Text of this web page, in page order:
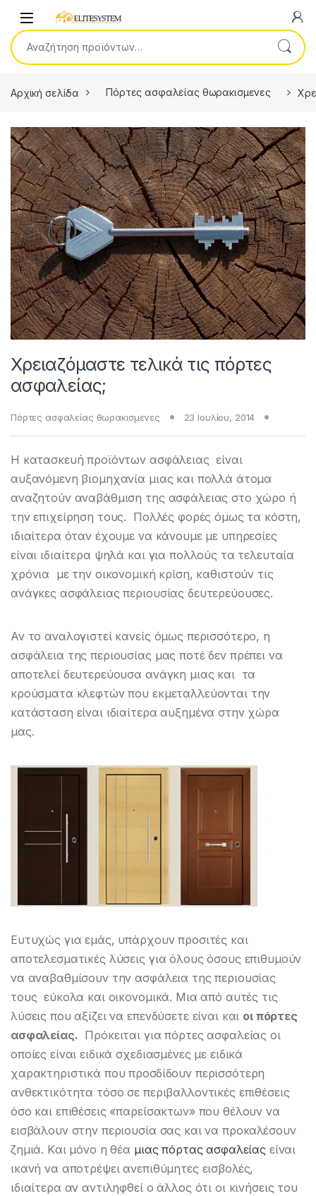
Open
Αναζήτηση για:
Αρχική σελίδα Πόρτες ασφαλείας θωρακισμενες
Χρειαζόμαστε τελικά τις πόρτες
ασφαλείας;
Πόρτες ασφαλείας θωρακισμενες 23 Ιουλίου, 2014
Η κατασκευή προϊόντων ασφάλειας είναι
αυξανόμενη βιομηχανία μιας και πολλά άτομα
αναζητούν αναβάθμιση της ασφάλειας στο χώρο ή
την επιχείρηση τους. Πολλές φορές όμως τα κόστη,
ιδιαίτερα όταν έχουμε να κάνουμε με υπηρεσίες
είναι ιδιαίτερα ψηλά και για πολλούς τα τελευταία
χρόνια με την οικονομική κρίση, καθιστούν τις
ανάγκες ασφάλειας περιουσίας δευτερεύουσες.
Αν το αναλογιστεί κανείς όμως περισσότερο, η
ασφάλεια της περιουσίας μας ποτέ δεν πρέπει να
αποτελεί δευτερεύουσα ανάγκη μιας και τα
κρούσματα κλεφτών που εκμεταλλεύονται την
κατάσταση είναι ιδιαίτερα αυξημένα στην χώρα
μας.
Ευτυχώς για εμάς, υπάρχουν προσιτές και
αποτελεσματικές λύσεις για όλους όσους επιθυμούν
να αναβαθμίσουν την ασφάλεια της περιουσίας
τους εύκολα και οικονομικά. Μια από αυτές τις
λύσεις που αξίζει να επενδύσετε είναι και οι πόρτες
ασφαλείας. Πρόκειται για πόρτες ασφαλείας οι
οποίες είναι ειδικά σχεδιασμένες με ειδικά
χαρακτηριστικά που προσδίδουν περισσότερη
ανθεκτικότητα τόσο σε περιβαλλοντικές επιθέσεις
όσο και επιθέσεις «παρείσακτων» που θέλουν να
εισβάλουν στην περιουσία σας και να προκαλέσουν
ζημιά. Kαι μόνο η θέα μιας πόρτας ασφαλείαςείναι
ικανή να αποτρέψει ανεπιθύμητες εισβολές,
ιδιαίτερα αν αντιληφθεί ο άλλος ότι οι κινήσεις του